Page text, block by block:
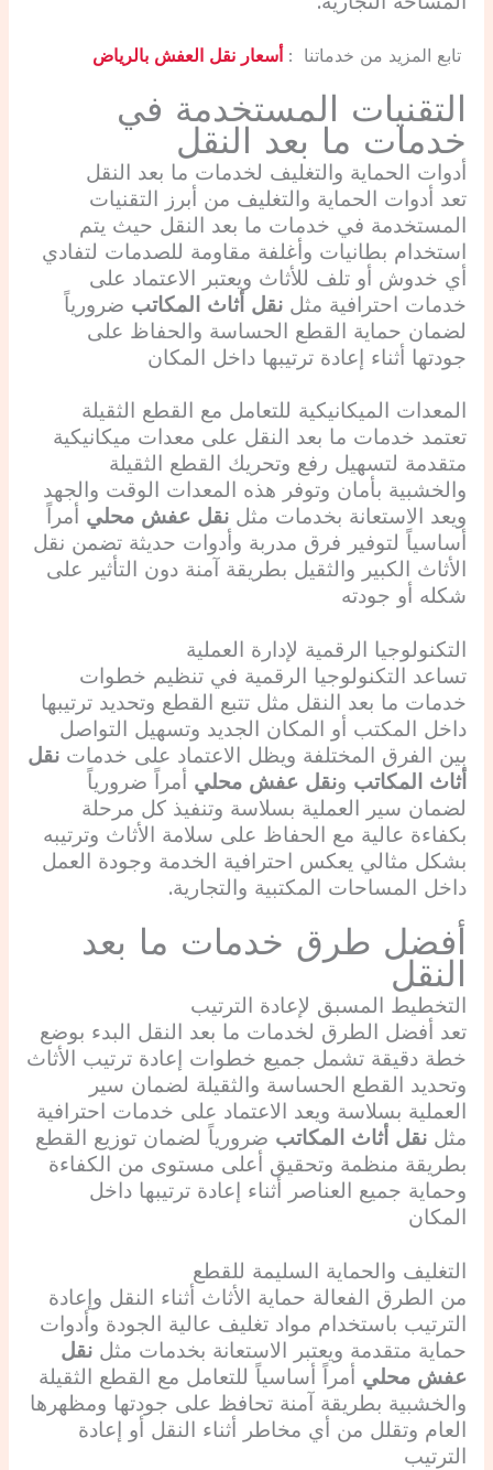
تابع المزيد من خدماتنا : أسعار نقل العفش بالرياض
التقنيات المستخدمة في
خدمات ما بعد النقل
أدوات الحماية والتغليف لخدمات ما بعد النقل
تعد أدوات الحماية والتغليف من أبرز التقنيات
المستخدمة في خدمات ما بعد النقل حيث يتم
استخدام بطانيات وأغلفة مقاومة للصدمات لتفادي
أي خدوش أو تلف للأثاث ويعتبر الاعتماد على
خدمات احترافية مثل نقل أثاث المكاتب ضرورياً
لضمان حماية القطع الحساسة والحفاظ على
جودتها أثناء إعادة ترتيبها داخل المكان
المعدات الميكانيكية للتعامل مع القطع الثقيلة
تعتمد خدمات ما بعد النقل على معدات ميكانيكية
متقدمة لتسهيل رفع وتحريك القطع الثقيلة
والخشبية بأمان وتوفر هذه المعدات الوقت والجهد
ويعد الاستعانة بخدمات مثل نقل عفش محلي أمراً
أساسياً لتوفير فرق مدربة وأدوات حديثة تضمن نقل
الأثاث الكبير والثقيل بطريقة آمنة دون التأثير على
شكله أو جودته
التكنولوجيا الرقمية لإدارة العملية
تساعد التكنولوجيا الرقمية في تنظيم خطوات
خدمات ما بعد النقل مثل تتبع القطع وتحديد ترتيبها
داخل المكتب أو المكان الجديد وتسهيل التواصل
بين الفرق المختلفة ويظل الاعتماد على خدمات نقل
أثاث المكاتب ونقل عفش محلي أمراً ضرورياً
لضمان سير العملية بسلاسة وتنفيذ كل مرحلة
بكفاءة عالية مع الحفاظ على سلامة الأثاث وترتيبه
بشكل مثالي يعكس احترافية الخدمة وجودة العمل
داخل المساحات المكتبية والتجارية.
أفضل طرق خدمات ما بعد
النقل
التخطيط المسبق لإعادة الترتيب
تعد أفضل الطرق لخدمات ما بعد النقل البدء بوضع
خطة دقيقة تشمل جميع خطوات إعادة ترتيب الأثاث
وتحديد القطع الحساسة والثقيلة لضمان سير
العملية بسلاسة ويعد الاعتماد على خدمات احترافية
مثل نقل أثاث المكاتب ضرورياً لضمان توزيع القطع
بطريقة منظمة وتحقيق أعلى مستوى من الكفاءة
وحماية جميع العناصر أثناء إعادة ترتيبها داخل
المكان
التغليف والحماية السليمة للقطع
من الطرق الفعالة حماية الأثاث أثناء النقل وإعادة
الترتيب باستخدام مواد تغليف عالية الجودة وأدوات
حماية متقدمة ويعتبر الاستعانة بخدمات مثل نقل
عفش محلي أمراً أساسياً للتعامل مع القطع الثقيلة
والخشبية بطريقة آمنة تحافظ على جودتها ومظهرها
العام وتقلل من أي مخاطر أثناء النقل أو إعادة
الترتيب